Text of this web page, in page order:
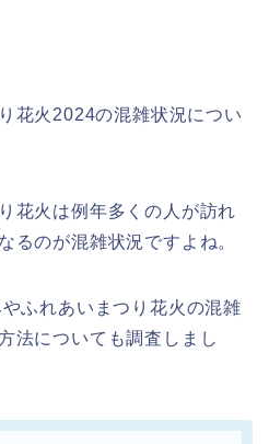
花火2024の混雑状況につい
花火は例年多くの人が訪れ
るのが混雑状況ですよね。
ふれあいまつり花火の混雑
法についても調査しまし